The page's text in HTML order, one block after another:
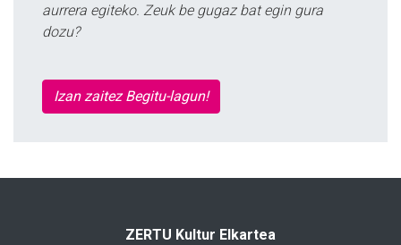
aurrera egiteko. Zeuk be gugaz bat egin gura
dozu?
Izan zaitez Begitu-lagun!
ZERTU Kultur Elkartea